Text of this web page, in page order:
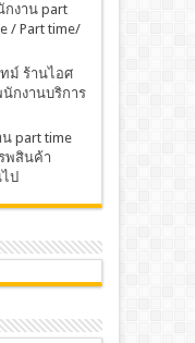
งาน part
/ Part time/
ม์ ร้านไอศ
นักงานบริการ
น part time
พสินค้า
ป